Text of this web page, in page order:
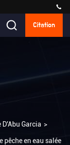
Citation
D'Abu Garcia >
pêche en eau salée